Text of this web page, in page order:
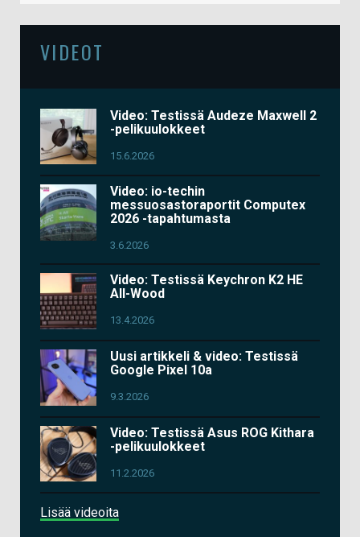
VIDEOT
Video: Testissä Audeze Maxwell 2
-pelikuulokkeet
15.6.2026
Video: io-techin
messuosastoraportit Computex
2026 -tapahtumasta
3.6.2026
Video: Testissä Keychron K2 HE
All-Wood
13.4.2026
Uusi artikkeli & video: Testissä
Google Pixel 10a
9.3.2026
Video: Testissä Asus ROG Kithara
-pelikuulokkeet
11.2.2026
Lisää videoita